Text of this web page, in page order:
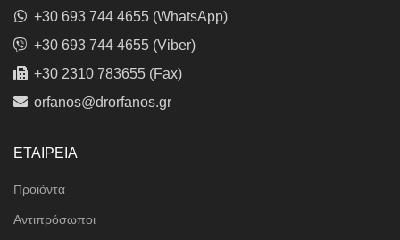
+30 693 744 4655 (WhatsApp)
+30 693 744 4655 (Viber)
+30 2310 783655 (Fax)
orfanos@drorfanos.gr
ΕΤΑΙΡΕΙΑ
Προϊόντα
Αντιπρόσωποι